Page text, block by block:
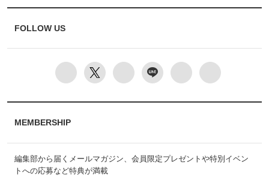
FOLLOW US
MEMBERSHIP
編集部から届くメールマガジン、会員限定プレゼントや特別イベン
トへの応募など特典が満載